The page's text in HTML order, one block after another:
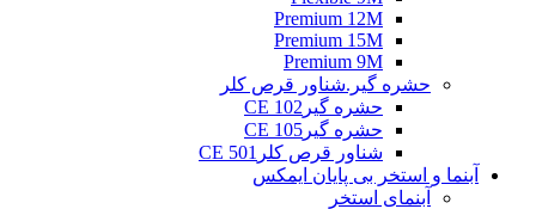
Premium 12M
Premium 15M
Premium 9M
حشره گیر.شناور قرص کلر
حشره گیرCE 102
حشره گیرCE 105
شناور قرص کلرCE 501
آبنما و استخر بی پایان ایمکس
آبنمای استخر